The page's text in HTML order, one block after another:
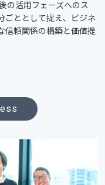
の活用フェーズへのス
ごととして捉え、ビジネ
信頼関係の構築と価値提